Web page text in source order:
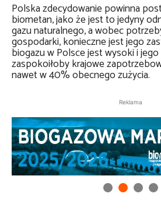
Polska zdecydowanie powinna
biometan, jako że jest to jedyny
gazu naturalnego, a wobec
gospodarki, konieczne jest jego
biogazu w Polsce jest wysoki i
zaspokoiłoby krajowe
nawet w 40% obecnego zużycia.
Reklama